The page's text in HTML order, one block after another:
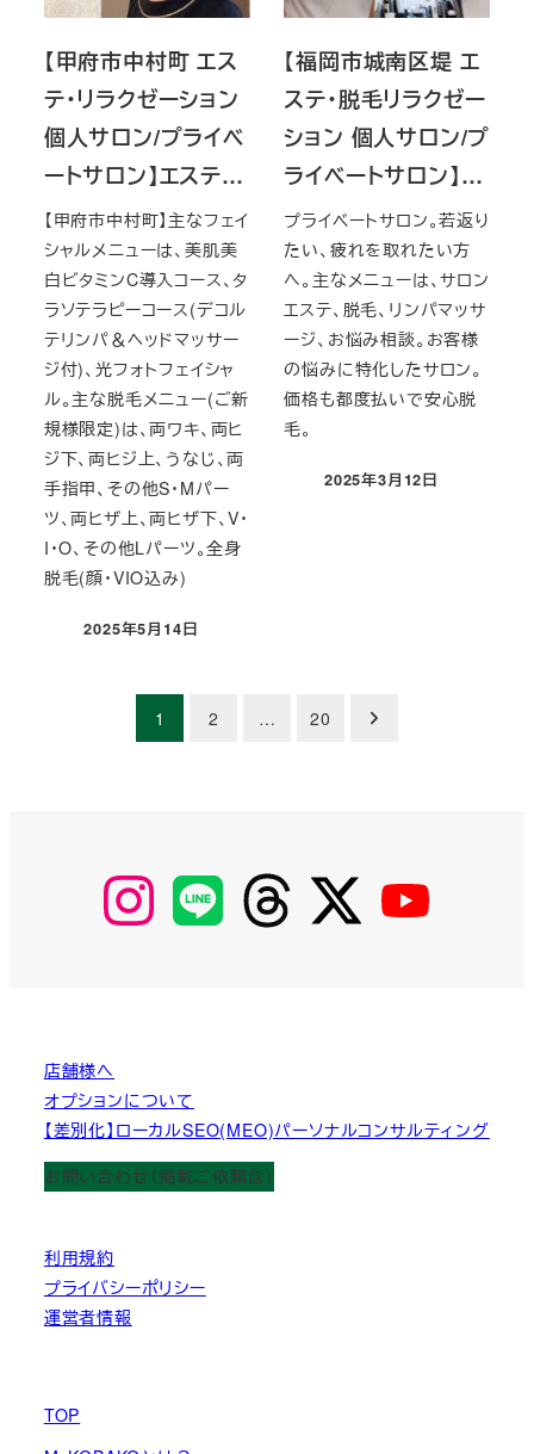
【甲府市中村町 エス
テ・リラクゼーション
個人サロン/プライベ
ートサロン】エステ…
【甲府市中村町】主なフェイ
シャルメニューは、美肌美
白ビタミンC導入コース、タ
ラソテラピーコース(デコル
テリンパ＆ヘッドマッサー
ジ付)、光フォトフェイシャ
ル。主な脱毛メニュー(ご新
規様限定)は、両ワキ、両ヒ
ジ下、両ヒジ上、うなじ、両
手指甲、その他S・Mパー
ツ、両ヒザ上、両ヒザ下、V・
I・O、その他Lパーツ。全身
脱毛(顔・VIO込み)
投稿日
2025年5月14日
【福岡市城南区堤 エ
ステ・脱毛リラクゼー
ション 個人サロン/プ
ライベートサロン】…
プライベートサロン。若返り
たい、疲れを取れたい方
へ。主なメニューは、サロン
エステ、脱毛、リンパマッサ
ージ、お悩み相談。お客様
の悩みに特化したサロン。
価格も都度払いで安心脱
毛。
投稿日
2025年3月12日
り
1 2 … 20
【Instagram】
MyKOBAKO
【LINE】 【threads】 【Twitter】
店舗様へ
オプションについて
【差別化】ローカルSEO(MEO)パーソナルコンサルティング
お問い合わせ（掲載ご依頼含）
利用規約
プライバシーポリシー
運営者情報
TOP